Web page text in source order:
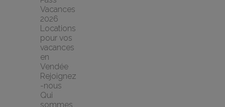
Vacances
2026
Locations
pour vos
vacances
en
Vendée
Rejoignez
-nous
Qui
sommes